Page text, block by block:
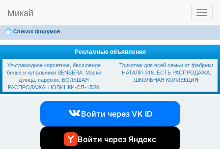
T
o
g
l
n
a
v
g
Микай
Ссылки Вход
Список форумов
Рекламные объявления
Ультрамодное корсетное, бесшовное
белье и купальники SЕNSЕRА. Маски
д/лица, парфюм. БОЛЬШАЯ
РАСПРОДАЖА! НОВИНКИ-СП-15/26
Трикотаж для всей семьи от фабрики
НАТАЛИ-318. ЕСТЬ РАСПРОДАЖА.
ШКОЛЬНАЯ КОЛЛЕКЦИЯ
Войти через VK ID
Войти через Яндекс